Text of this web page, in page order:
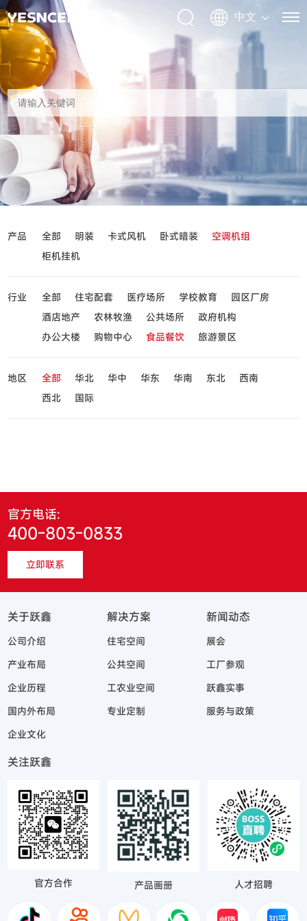
产品 全部 明装 卡式风机 卧式暗装
空调机组
柜机挂机
行业 全部 住宅配套 医疗场所 学校教育
园区厂房
酒店地产
农林牧渔 公共场所
政府机构
办公大楼
购物中心 食品餐饮 旅游景区
地区 全部 华北 华中 华东 华南 东北
西南
西北
国际
官方电话:
400-803-0833
立即联系
关于跃鑫
公司介绍
产业布局
企业历程
国内外布局
企业文化
解决方案
住宅空间
公共空间
工农业空间
专业定制
新闻动态
展会
工厂参观
跃鑫实事
服务与政策
关注跃鑫
官方合作 产品画册 人才招聘